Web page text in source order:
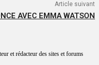
Article suivant
AVEC EMMA WATSON
et rédacteur des sites et forums